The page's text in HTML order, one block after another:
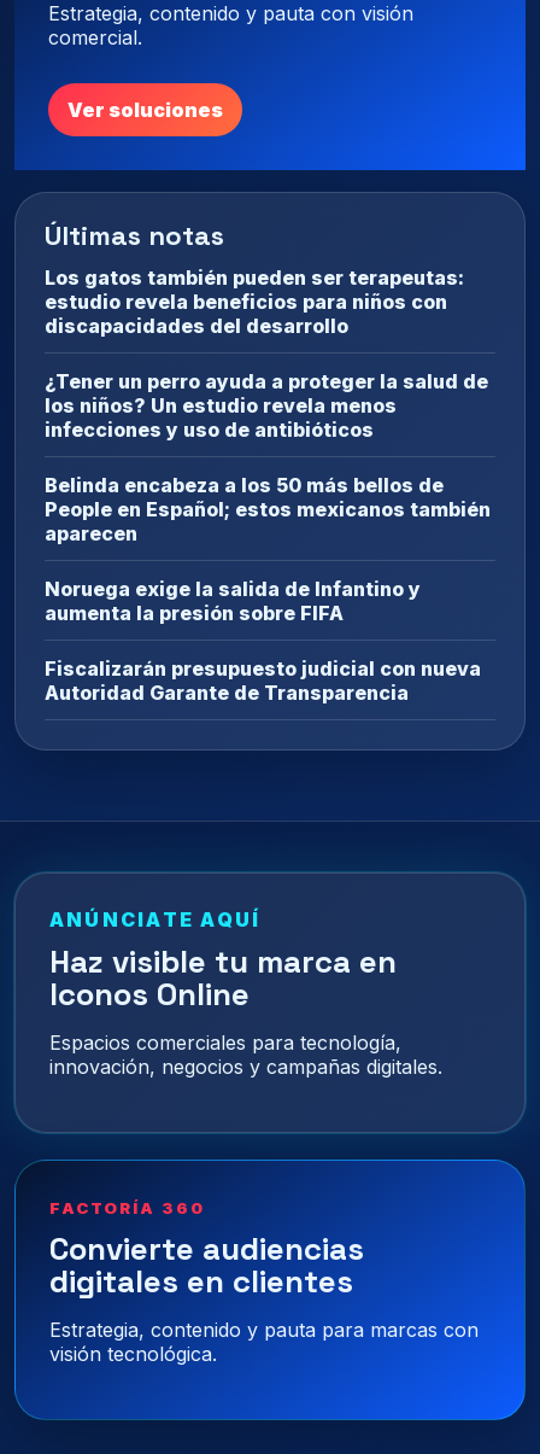
Estrategia, contenido y pauta con visión
comercial.
Ver soluciones
Últimas notas
Los gatos también pueden ser terapeutas:
estudio revela beneficios para niños con
discapacidades del desarrollo
¿Tener un perro ayuda a proteger la salud de
los niños? Un estudio revela menos
infecciones y uso de antibióticos
Belinda encabeza a los 50 más bellos de
People en Español; estos mexicanos también
aparecen
Noruega exige la salida de Infantino y
aumenta la presión sobre FIFA
Fiscalizarán presupuesto judicial con nueva
Autoridad Garante de Transparencia
ANÚNCIATE AQUÍ
Haz visible tu marca en
Iconos Online
Espacios comerciales para tecnología,
innovación, negocios y campañas digitales.
FACTORÍA 360
Convierte audiencias
digitales en clientes
Estrategia, contenido y pauta para marcas con
visión tecnológica.